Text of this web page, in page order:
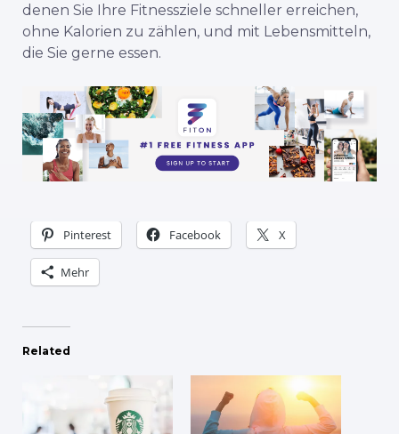
denen Sie Ihre Fitnessziele schneller erreichen,
ohne Kalorien zu zählen, und mit Lebensmitteln,
die Sie gerne essen.
Pinterest Facebook X
Mehr
Related